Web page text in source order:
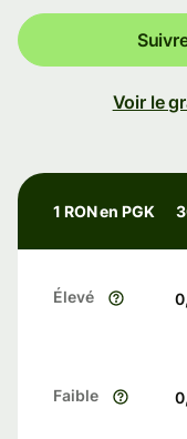
Voir le
1 RON en PGK
Élevé
Faible